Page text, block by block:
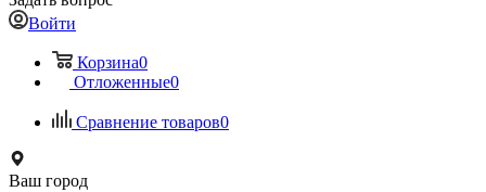
Войти
Корзина0
Отложенные0
Сравнение товаров0
Ваш город